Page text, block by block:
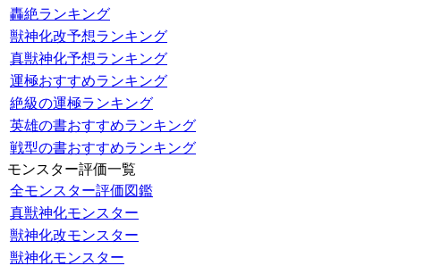
轟絶ランキング
獣神化改予想ランキング
真獣神化予想ランキング
運極おすすめランキング
絶級の運極ランキング
英雄の書おすすめランキング
戦型の書おすすめランキング
モンスター評価一覧
全モンスター評価図鑑
真獣神化モンスター
獣神化改モンスター
獣神化モンスター